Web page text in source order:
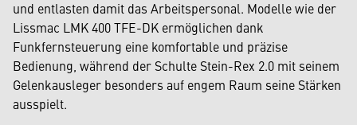
und entlasten damit das Arbeitspersonal. Modelle wie der
Lissmac LMK 400 TFE-DK ermöglichen dank
Funkfernsteuerung eine komfortable und präzise
Bedienung, während der Schulte Stein-Rex 2.0 mit seinem
Gelenkausleger besonders auf engem Raum seine Stärken
ausspielt.